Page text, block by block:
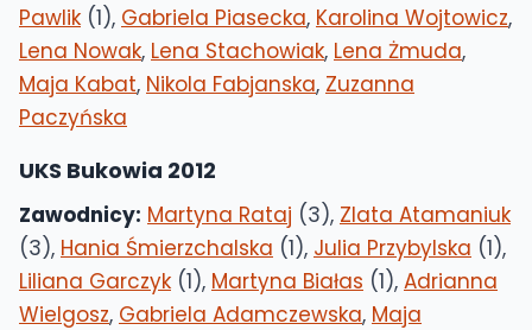
Pawlik (1), Gabriela Piasecka, Karolina Wojtowicz,
Lena Nowak, Lena Stachowiak, Lena Żmuda,
Maja Kabat, Nikola Fabjanska, Zuzanna
Paczyńska
UKS Bukowia 2012
Zawodnicy: Martyna Rataj (3), Zlata Atamaniuk
(3), Hania Śmierzchalska (1), Julia Przybylska (1),
Liliana Garczyk (1), Martyna Białas (1), Adrianna
Wielgosz, Gabriela Adamczewska, Maja